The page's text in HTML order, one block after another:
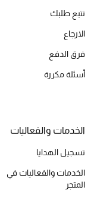
هدايا
مجموعة الجمال
الجمال في بلوميز
أبرز الماركات
عطور الربيع
تتبع طلبك
الارجاع
فرق الدفع
أسئلة مكررة
الخدمات والفعاليات
تسجيل الهدايا
الخدمات والفعاليات في
المتجر